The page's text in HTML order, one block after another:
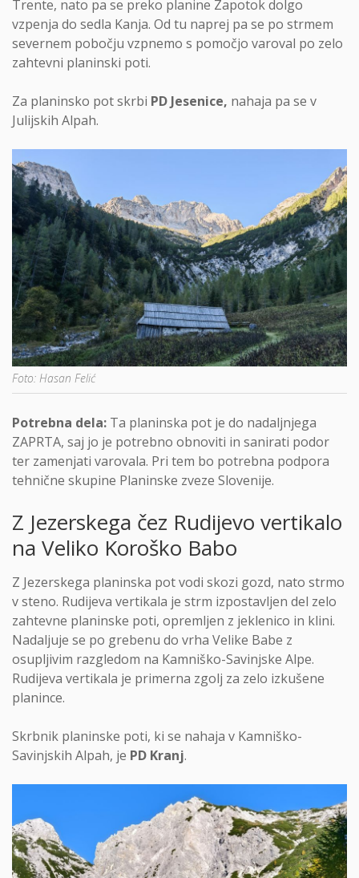
Trente, nato pa se preko planine Zapotok dolgo
vzpenja do sedla Kanja. Od tu naprej pa se po strmem
severnem pobočju vzpnemo s pomočjo varoval po zelo
zahtevni planinski poti.
Za planinsko pot skrbi PD Jesenice, nahaja pa se v
Julijskih Alpah.
Foto: Hasan Felić
Potrebna dela: Ta planinska pot je do nadaljnjega
ZAPRTA, saj jo je potrebno obnoviti in sanirati podor
ter zamenjati varovala. Pri tem bo potrebna podpora
tehnične skupine Planinske zveze Slovenije.
Z Jezerskega čez Rudijevo vertikalo
na Veliko Koroško Babo
Z Jezerskega planinska pot vodi skozi gozd, nato strmo
v steno. Rudijeva vertikala je strm izpostavljen del zelo
zahtevne planinske poti, opremljen z jeklenico in klini.
Nadaljuje se po grebenu do vrha Velike Babe z
osupljivim razgledom na Kamniško-Savinjske Alpe.
Rudijeva vertikala je primerna zgolj za zelo izkušene
planince.
Skrbnik planinske poti, ki se nahaja v Kamniško-
Savinjskih Alpah, je PD Kranj.